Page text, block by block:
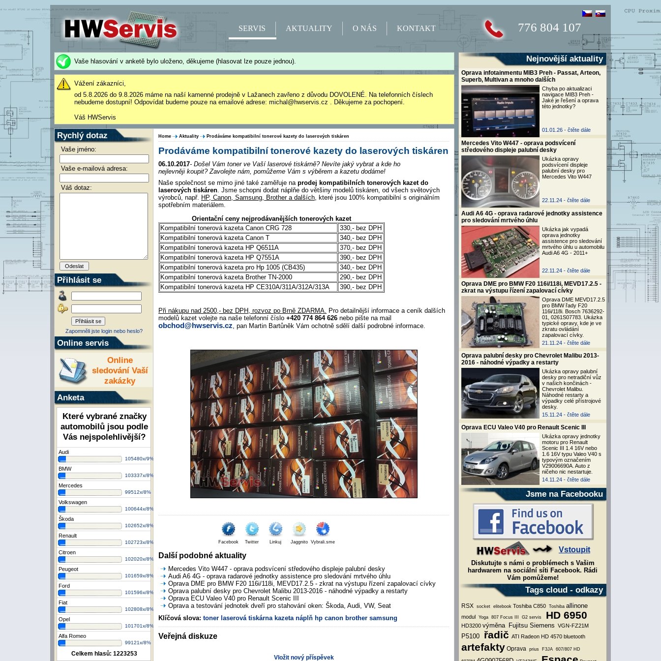
776 804 107
SERVIS AKTUALITY O NÁS KONTAKT
Nejnovější aktuality
Oprava infotainmentu MIB3 Preh - Passat, Arteon,
Superb, Multivan a mnoho dalších
Chyba po aktualizaci
navigace MIB3 Preh -
Jaké je řešení a oprava
této jednotky?
01.01.26 - čtěte dále
Mercedes Vito W447 - oprava podsvícení
středového displeje palubní desky
Ukázka opravy
podsvícení displeje
palubní desky pro
Mercedes Vito W447
22.11.24 - čtěte dále
Audi A6 4G - oprava radarové jednotky assistence
pro sledování mrtvého úhlu
Ukázka jak vypadá
oprava jednotky
assistence pro sledování
mrtvého úhlu u automobilu
Audi A6 4G - 2011+
22.11.24 - čtěte dále
Oprava DME pro BMW F20 116i/118i, MEVD17.2.5 -
zkrat na výstupu řízení zapalovací cívky
Oprava DME MEVD17.2.5
pro BMW řady F20
116i/118i. Bosch 7636292-
01, 0261S07783. Ukázka
typické opravy, kde je ve
zkratu ovládání
zapalovací cívky.
21.11.24 - čtěte dále
Oprava palubní desky pro Chevrolet Malibu 2013-
2016 - náhodné výpadky a restarty
Ukázka opravy palubní
desky pro netradiční vůz
v našich končinách -
Chevrolet Malibu.
Náhodné restarty a
výpadky celé přístrojové
desky.
15.11.24 - čtěte dále
Oprava ECU Valeo V40 pro Renault Scenic III
Ukázka opravy jednotky
motoru pro Renault
Scenic III 1.4 16V nebo
1.6 16V typu Valeo V40 s
typovým označením
V29006690A. Auto z
ničeho nic nestartuje.
14.11.24 - čtěte dále
Jsme na Facebooku
Vstoupit
Diskutujte s námi o problémech s Vašim
hardwarem na sociální síti Facebook. Rádi
Vám pomůžeme!
Tags cloud - odkazy
RSX socket elitebook Toshiba C850 Toshiba allinone
modul Yoga 807 Focus III G2 servis HD 6950
HD3200 výměna Fujitsu Siemens VGN-FZ21M
P5100 řadič ATI Radeon HD 4570 bluetooth
artefakty Oprava prius F3JA 607/807 HD
Vaše hlasování v anketě bylo uloženo, děkujeme (hlasovat lze pouze jednou).
Vážení zákazníci,
od 5.8.2026 do 9.8.2026 máme na naší kamenné prodejně v Lažanech zavřeno z důvodu DOVOLENÉ. Na telefonních číslech
nebudeme dostupní! Odpovídat budeme pouze na emailové adrese: michal@hwservis.cz . Děkujeme za pochopení.
Váš HWServis
Rychlý dotaz
Vaše jméno:
Vaše e-mailová adresa:
Váš dotaz:
Přihlásit se
Zapomněli jste login nebo heslo?
Online servis
Online
sledování Vaší
zakázky
Anketa
Které vybrané značky
automobilů jsou podle
Vás nejspolehlivější?
Audi
105480x/9%
BMW
103337x/8%
Mercedes
99512x/8%
Volkswagen
100644x/8%
Škoda
102652x/8%
Renault
102723x/8%
Citroen
102020x/8%
Peugeot
101659x/8%
Ford
101596x/8%
Fiat
102808x/8%
Opel
101701x/8%
Alfa Romeo
99121x/8%
Celkem hlasů: 1223253
Home Aktuality Prodáváme kompatibilní tonerové kazety do laserových tiskáren
Prodáváme kompatibilní tonerové kazety do laserových tiskáren
06.10.2017- Došel Vám toner ve Vaší laserové tiskárně? Nevíte jaký vybrat a kde ho
nejlevněji koupit? Zavolejte nám, pomůžeme Vám s výběrem a kazetu dodáme!
Naše společnost se mimo jiné také zaměřuje na prodej kompatibilních tonerových kazet do
laserových tiskáren. Jsme schopni dodat náplňe do většiny modelů tiskáren, od všech světových
výrobců, např. HP, Canon, Samsung, Brother a dalších, které jsou 100% kompatibilní s originálním
spotřebním materiálem.
Orientační ceny nejprodávanějších tonerových kazet
Kompatibilní tonerová kazeta Canon CRG 728
330,- bez DPH
Kompatibilní tonerová kazeta Canon T
340,- bez DPH
Kompatibilní tonerová kazeta HP Q6511A
370,- bez DPH
Kompatibilní tonerová kazeta HP Q7551A
390,- bez DPH
Kompatibilní tonerová kazeta pro Hp 1005 (CB435)
340,- bez DPH
Kompatibilní tonerová kazeta Brother TN-2000
290,- bez DPH
Kompatibilní tonerová kazeta HP CE310A/311A/312A/313A
390,- bez DPH
Při nákupu nad 2500,- bez DPH, rozvoz po Brně ZDARMA. Pro detailnější informace a ceník dalších
modelů kazet volejte na naše telefonní číslo +420 774 864 626 nebo pište na mail
obchod@hwservis.cz , pan Martin Bartůněk Vám ochotně sdělí další podrobné informace.
Facebook Twitter Linkuj Jaggnito Vybrali.sme
Další podobné aktuality
Mercedes Vito W447 - oprava podsvícení středového displeje palubní desky
Audi A6 4G - oprava radarové jednotky assistence pro sledování mrtvého úhlu
Oprava DME pro BMW F20 116i/118i, MEVD17.2.5 - zkrat na výstupu řízení zapalovací cívky
Oprava palubní desky pro Chevrolet Malibu 2013-2016 - náhodné výpadky a restarty
Oprava ECU Valeo V40 pro Renault Scenic III
Oprava a testování jednotek dveří pro stahování oken: Škoda, Audi, VW, Seat
Klíčová slova: toner laserová tiskárna kazeta náplň hp canon brother samsung
Veřejná diskuze
Vložit nový příspěvek